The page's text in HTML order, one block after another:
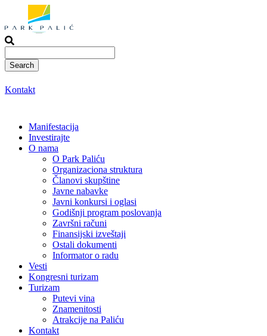
sadržaj
Kontakt
Manifestacija
Investirajte
O nama
O Park Paliću
Organizaciona struktura
Članovi skupštine
Javne nabavke
Javni konkursi i oglasi
Godišnji program poslovanja
Završni računi
Finansijski izveštaji
Ostali dokumenti
Informator o radu
Vesti
Kongresni turizam
Turizam
Putevi vina
Znamenitosti
Atrakcije na Paliću
Kontakt